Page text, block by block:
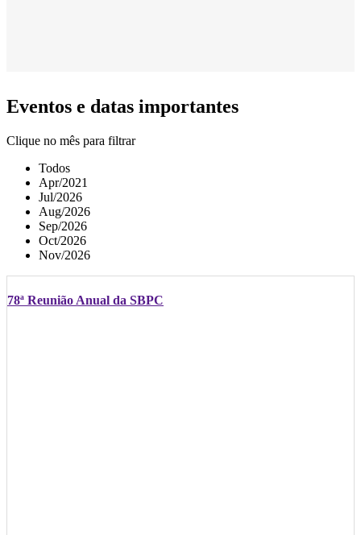
Eventos e datas importantes
Clique no mês para filtrar
Todos
Apr/2021
Jul/2026
Aug/2026
Sep/2026
Oct/2026
Nov/2026
78ª Reunião Anual da SBPC